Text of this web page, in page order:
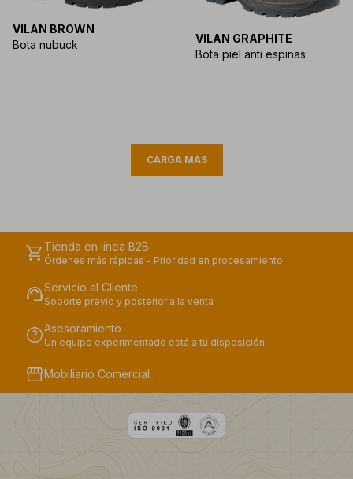
VILAN BROWN
Bota nubuck
VILAN GRAPHITE
Bota piel anti espinas
CARGA MÁS
shopping_cartTienda en línea B2B
Órdenes más rápidas - Prioridad en procesamiento
support_agentServicio al Cliente
Soporte previo y posterior a la venta
helpAsesoramiento
Un equipo experimentado está a tu disposición
storefrontMobiliario Comercial